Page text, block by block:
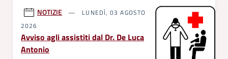
NOTIZIE
LUNEDÌ, 03 AGOSTO
2026
Avviso agli assistiti dal Dr. De Luca
Antonio